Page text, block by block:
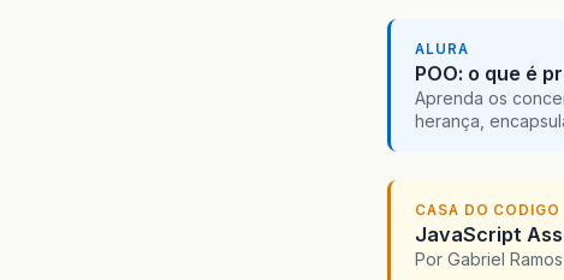
ALURA
POO: o que é
Aprenda os
herança,
CASA DO CODIGO
JavaScript
Por Gabriel